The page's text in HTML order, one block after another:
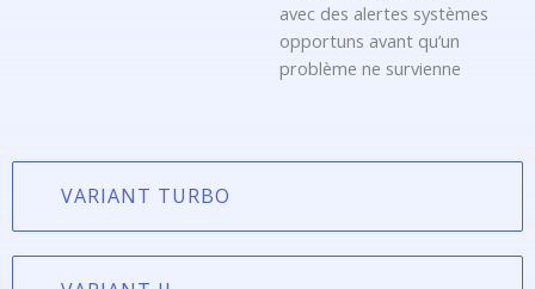
VARIANT TURBO
avec des alertes systèmes
opportuns avant qu’un
problème ne survienne